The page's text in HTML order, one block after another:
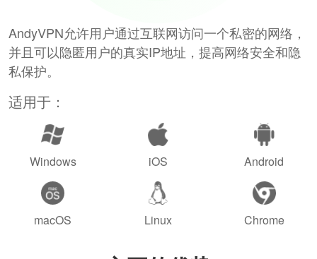
AndyVPN允许用户通过互联网访问一个私密的网络，
并且可以隐匿用户的真实IP地址，提高网络安全和隐
私保护。
适用于：
Windows iOS Android
macOS Linux Chrome